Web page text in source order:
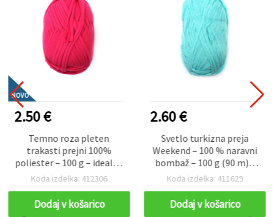
NOVO
2.50 €
Temno roza pleten
trakasti prejni 100%
poliester – 100 g – idealna
za kvačkanje, pletenje in
Koda izdelka: 412306
Dodaj v košarico
2.60 €
Svetlo turkizna preja
Weekend – 100 % naravni
bombaž – 100 g (90 m) –
idealna za lahkotno
poletne ustvarjalne
projekte
Koda izdelka: 411629
Dodaj v košarico